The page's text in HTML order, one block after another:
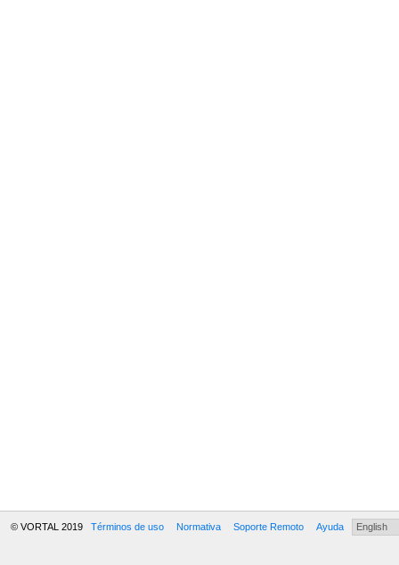
© VORTAL 2019 Términos de uso Normativa Soporte Remoto Ayuda